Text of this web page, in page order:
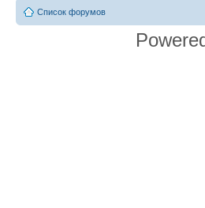
Список форумов